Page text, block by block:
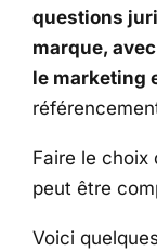
questions
marque,
le marketing
Faire le choix
peut être
Voici